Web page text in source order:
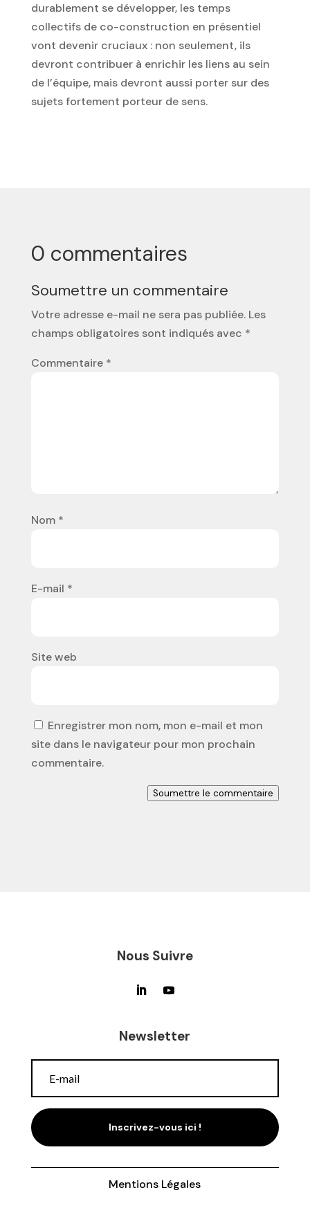
durablement se développer, les temps
collectifs de co-construction en présentiel
vont devenir cruciaux : non seulement, ils
devront contribuer à enrichir les liens au sein
de l’équipe, mais devront aussi porter sur des
sujets fortement porteur de sens.
0 commentaires
Soumettre un commentaire
Votre adresse e-mail ne sera pas publiée. Les
champs obligatoires sont indiqués avec *
Commentaire *
Nom *
E-mail *
Site web
Enregistrer mon nom, mon e-mail et mon
site dans le navigateur pour mon prochain
commentaire.
Soumettre le commentaire
Nous Suivre
Newsletter
Inscrivez-vous ici !
Mentions Légales